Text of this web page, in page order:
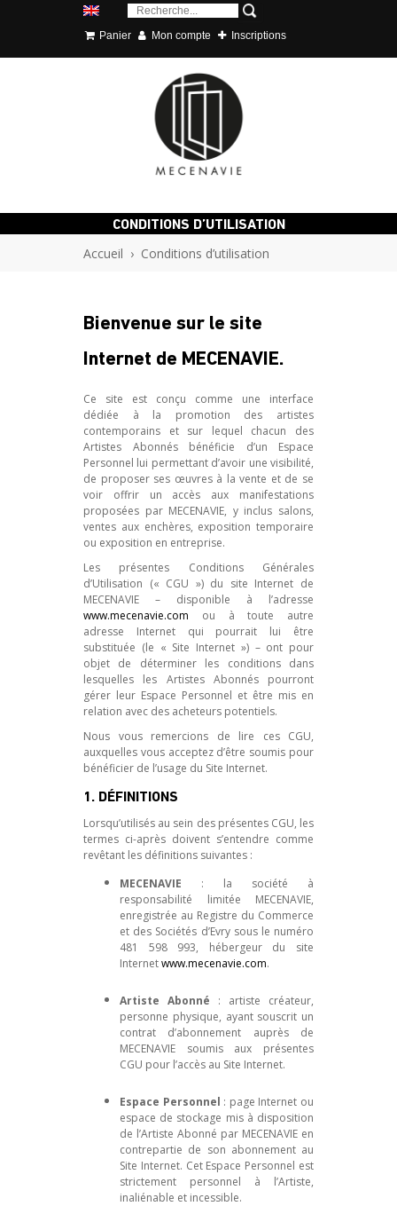
Panier Mon compte Inscriptions
CONDITIONS D’UTILISATION
Accueil › Conditions d’utilisation
Bienvenue sur le site
Internet de MECENAVIE.
Ce site est conçu comme une interface
dédiée à la promotion des artistes
contemporains et sur lequel chacun des
Artistes Abonnés bénéficie d’un Espace
Personnel lui permettant d’avoir une visibilité,
de proposer ses œuvres à la vente et de se
voir offrir un accès aux manifestations
proposées par MECENAVIE, y inclus salons,
ventes aux enchères, exposition temporaire
ou exposition en entreprise.
Les présentes Conditions Générales
d’Utilisation (« CGU ») du site Internet de
MECENAVIE – disponible à l’adresse
www.mecenavie.com ou à toute autre
adresse Internet qui pourrait lui être
substituée (le « Site Internet ») – ont pour
objet de déterminer les conditions dans
lesquelles les Artistes Abonnés pourront
gérer leur Espace Personnel et être mis en
relation avec des acheteurs potentiels.
Nous vous remercions de lire ces CGU,
auxquelles vous acceptez d’être soumis pour
bénéficier de l’usage du Site Internet.
1. DÉFINITIONS
Lorsqu’utilisés au sein des présentes CGU, les
termes ci-après doivent s’entendre comme
revêtant les définitions suivantes :
MECENAVIE : la société à
responsabilité limitée MECENAVIE,
enregistrée au Registre du Commerce
et des Sociétés d’Evry sous le numéro
481 598 993, hébergeur du site
Internetwww.mecenavie.com.
Artiste Abonné : artiste créateur,
personne physique, ayant souscrit un
contrat d’abonnement auprès de
MECENAVIE soumis aux présentes
CGU pour l’accès au Site Internet.
Espace Personnel : page Internet ou
espace de stockage mis à disposition
de l’Artiste Abonné par MECENAVIE en
contrepartie de son abonnement au
Site Internet. Cet Espace Personnel est
strictement personnel à l’Artiste,
inaliénable et incessible.